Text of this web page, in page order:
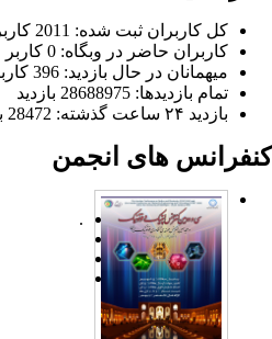
کل کاربران ثبت شده: 2011 کاربر
کاربران حاضر در وبگاه: 0 کاربر
میهمانان در حال بازدید: 396 کاربر
تمام بازدید‌ها: 28688975 بازدید
بازدید ۲۴ ساعت گذشته: 28472 بازدید
کنفرانس های انجمن
.